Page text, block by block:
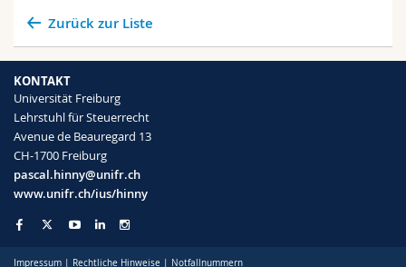
Zurück zur Liste
KONTAKT
Universität Freiburg
Lehrstuhl für Steuerrecht
Avenue de Beauregard 13
CH-1700 Freiburg
pascal.hinny@unifr.ch
www.unifr.ch/ius/hinny
Impressum | Rechtliche Hinweise | Notfallnummern